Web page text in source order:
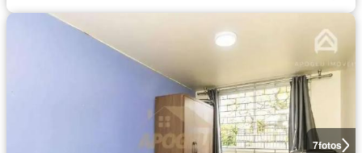
7fotos